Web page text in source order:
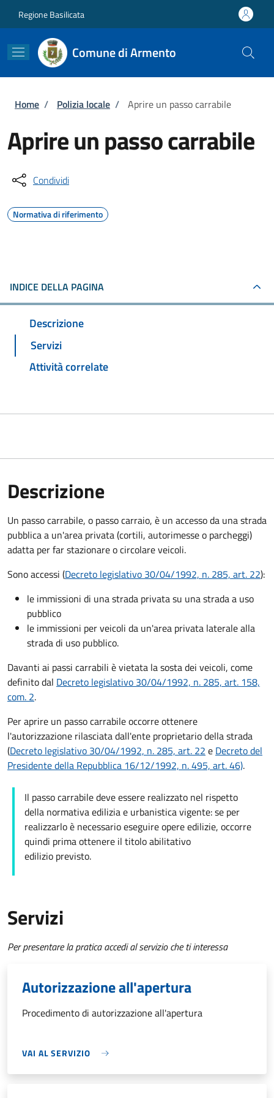
Regione Basilicata
Comune di Armento
Briciole di pane
Home / Polizia locale / Aprire un passo carrabile
Aprire un passo carrabile
Condividi
Normativa di riferimento
INDICE DELLA PAGINA
Descrizione
Servizi
Attività correlate
Descrizione
Un passo carrabile, o passo carraio, è un accesso da una strada
pubblica a un'area privata (cortili, autorimesse o parcheggi)
adatta per far stazionare o circolare veicoli.
Sono accessi (Decreto legislativo 30/04/1992, n. 285, art. 22):
le immissioni di una strada privata su una strada a uso
pubblico
le immissioni per veicoli da un'area privata laterale alla
strada di uso pubblico.
Davanti ai passi carrabili è vietata la sosta dei veicoli, come
definito dal Decreto legislativo 30/04/1992, n. 285, art. 158,
com. 2.
Per aprire un passo carrabile occorre ottenere
l'autorizzazione rilasciata dall'ente proprietario della strada
(Decreto legislativo 30/04/1992, n. 285, art. 22 e Decreto del
Presidente della Repubblica 16/12/1992, n. 495, art. 46).
Il passo carrabile deve essere realizzato nel rispetto
della normativa edilizia e urbanistica vigente: se per
realizzarlo è necessario eseguire opere edilizie, occorre
quindi prima ottenere il titolo abilitativo
edilizio previsto.
Servizi
Per presentare la pratica accedi al servizio che ti interessa
Autorizzazione all'apertura
Procedimento di autorizzazione all'apertura
VAI AL SERVIZIO